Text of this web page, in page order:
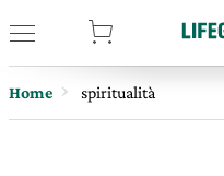
Home spiritualità